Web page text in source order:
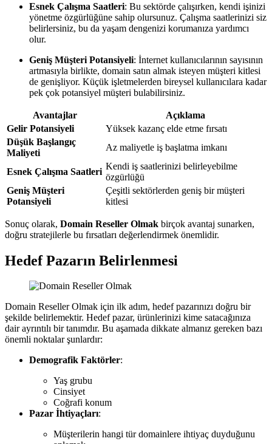
Esnek Çalışma Saatleri: Bu sektörde çalışırken, kendi işinizi
yönetme özgürlüğüne sahip olursunuz. Çalışma saatlerinizi siz
belirlersiniz, bu da yaşam dengenizi korumanıza yardımcı
olur.
Geniş Müşteri Potansiyeli: İnternet kullanıcılarının sayısının
artmasıyla birlikte, domain satın almak isteyen müşteri kitlesi
de genişliyor. Küçük işletmelerden bireysel kullanıcılara kadar
pek çok potansiyel müşteri bulabilirsiniz.
Avantajlar
Açıklama
Gelir Potansiyeli
Yüksek kazanç elde etme fırsatı
Düşük Başlangıç
Maliyeti
Az maliyetle iş başlatma imkanı
Esnek Çalışma Saatleri
Kendi iş saatlerinizi belirleyebilme
özgürlüğü
Geniş Müşteri
Potansiyeli
Çeşitli sektörlerden geniş bir müşteri
kitlesi
Sonuç olarak, Domain Reseller Olmak birçok avantaj sunarken,
doğru stratejilerle bu fırsatları değerlendirmek önemlidir.
Hedef Pazarın Belirlenmesi
Domain Reseller Olmak için ilk adım, hedef pazarınızı doğru bir
şekilde belirlemektir. Hedef pazar, ürünlerinizi kime satacağınıza
dair ayrıntılı bir tanımdır. Bu aşamada dikkate almanız gereken bazı
önemli noktalar şunlardır:
Demografik Faktörler:
Yaş grubu
Cinsiyet
Coğrafi konum
Pazar İhtiyaçları:
Müşterilerin hangi tür domainlere ihtiyaç duyduğunu